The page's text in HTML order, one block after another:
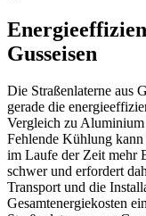
Gusseisen
Die Straßenlaterne aus
gerade die
Vergleich zu
Fehlende Kühlung
im Laufe der Zeit mehr
schwer und erfordert
Transport und die
Gesamtenergiekosten